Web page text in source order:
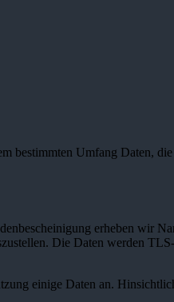
bestimmten Umfang Daten,
erheben wir
Die Daten werden
einige Daten an.